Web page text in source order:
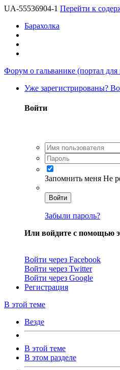
UA-55536904-1 Перейти к
Барахолка
Форум о гальванике (портал для
Уже зарегистрированы?
Войти
Запомнить меня Не
Войти
Забыли пароль?
Или войдите с помощью
Войти через Facebook
Войти через Twitter
Войти через Google
Регистрация
В этой теме
Везде
В этой теме
В этом разделе